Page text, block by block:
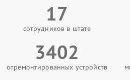
17
сотрудников в штате
3402
отремонтированных устройств